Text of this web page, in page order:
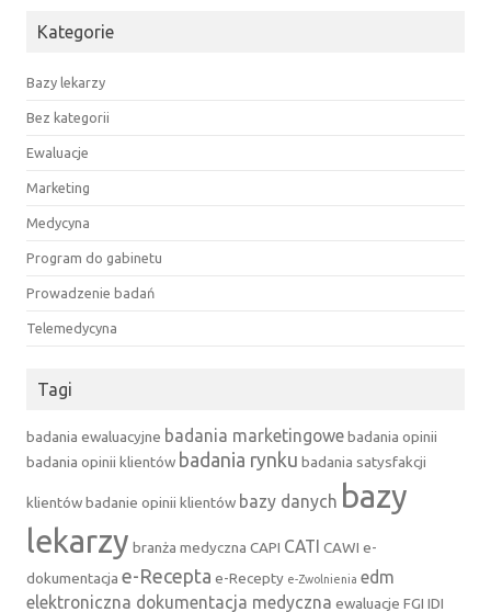
Kategorie
Bazy lekarzy
Bez kategorii
Ewaluacje
Marketing
Medycyna
Program do gabinetu
Prowadzenie badań
Telemedycyna
Tagi
badania ewaluacyjne badania marketingowebadania opinii
badania opinii klientów badania rynku badania satysfakcji
klientówbadanie opinii klientów bazy danych bazy
lekarzy branża medyczna CAPI CATI CAWI e-
dokumentacja e-Recepta e-Recepty e-Zwolnienia edm
elektroniczna dokumentacja medyczna ewaluacje FGI IDI